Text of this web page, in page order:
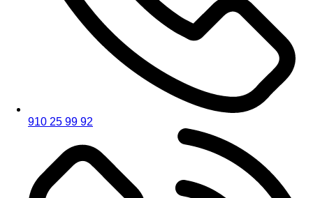
910 25 99 92